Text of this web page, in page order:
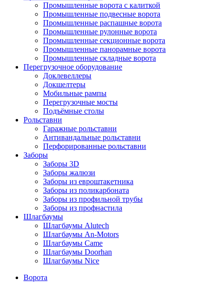
Промышленные ворота с калиткой
Промышленные подвесные ворота
Промышленные распашные ворота
Промышленные рулонные ворота
Промышленные секционные ворота
Промышленные панорамные ворота
Промышленные складные ворота
Перегрузочное оборудование
Доклевеллеры
Докшелтеры
Мобильные рампы
Перегрузочные мосты
Подъёмные столы
Рольставни
Гаражные рольставни
Антивандальные рольставни
Перфорированные рольставни
Заборы
Заборы 3D
Заборы жалюзи
Заборы из евроштакетника
Заборы из поликарбоната
Заборы из профильной трубы
Заборы из профнастила
Шлагбаумы
Шлагбаумы Alutech
Шлагбаумы An-Motors
Шлагбаумы Came
Шлагбаумы Doorhan
Шлагбаумы Nice
Ворота